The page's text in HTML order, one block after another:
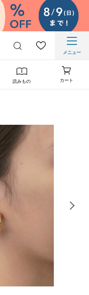
メニュー
読みもの カート